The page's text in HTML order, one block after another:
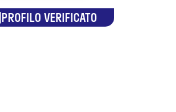
PROFILO VERIFICATO